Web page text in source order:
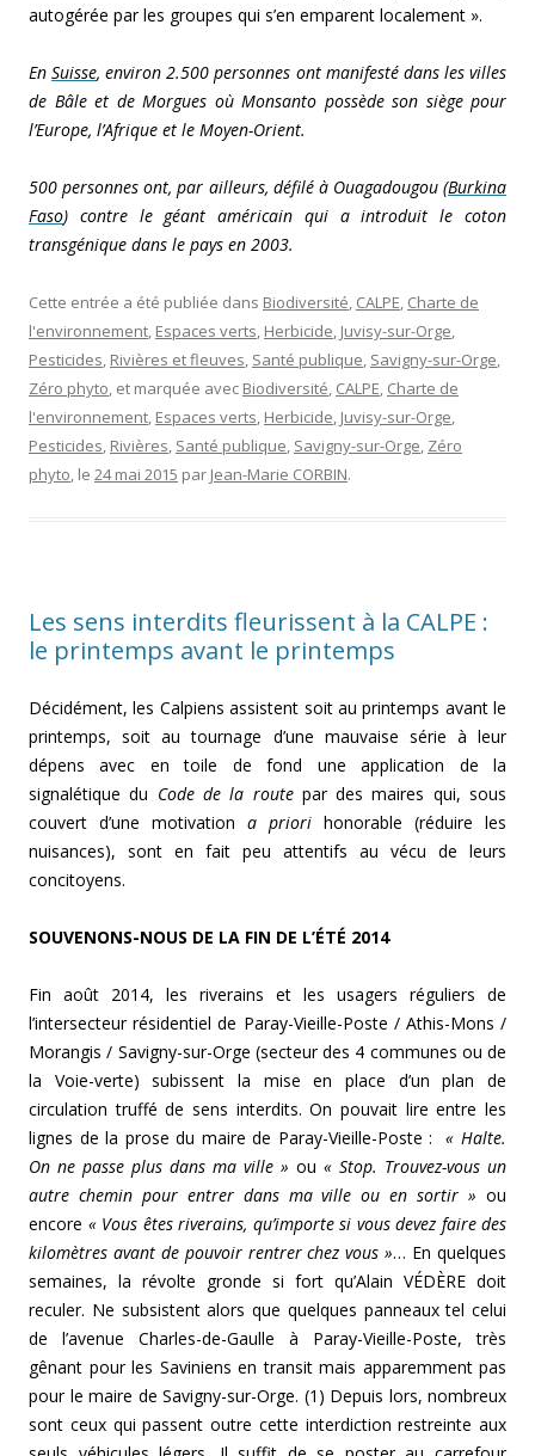
autogérée par les groupes qui s’en emparent localement ».
EnSuisse, environ 2.500 personnes ont manifesté dans les villes
de Bâle et de Morgues où Monsanto possède son siège pour
l’Europe, l’Afrique et le Moyen-Orient.
500 personnes ont, par ailleurs, défilé à Ouagadougou (Burkina
Faso) contre le géant américain qui a introduit le coton
transgénique dans le pays en 2003.
Cette entrée a été publiée dans Biodiversité, CALPE, Charte de
l'environnement, Espaces verts, Herbicide, Juvisy-sur-Orge,
Pesticides, Rivières et fleuves, Santé publique, Savigny-sur-Orge,
Zéro phyto, et marquée avec Biodiversité, CALPE, Charte de
l'environnement, Espaces verts, Herbicide, Juvisy-sur-Orge,
Pesticides, Rivières, Santé publique, Savigny-sur-Orge, Zéro
phyto, le 24 mai 2015 par Jean-Marie CORBIN.
Les sens interdits fleurissent à la CALPE :
le printemps avant le printemps
Décidément, les Calpiens assistent soit au printemps avant le
printemps, soit au tournage d’une mauvaise série à leur
dépens avec en toile de fond une application de la
signalétique du Code de la routepar des maires qui, sous
couvert d’une motivation a priori honorable (réduire les
nuisances), sont en fait peu attentifs au vécu de leurs
concitoyens.
SOUVENONS-NOUS DE LA FIN DE L’ÉTÉ 2014
Fin août 2014, les riverains et les usagers réguliers de
l’intersecteur résidentiel de Paray-Vieille-Poste / Athis-Mons /
Morangis / Savigny-sur-Orge (secteur des 4 communes ou de
la Voie-verte) subissent la mise en place d’un plan de
circulation truffé de sens interdits. On pouvait lire entre les
lignes de la prose du maire de Paray-Vieille-Poste :« Halte.
On ne passe plus dans ma ville » ou « Stop. Trouvez-vous un
autre chemin pour entrer dans ma ville ou en sortir » ou
encore « Vous êtes riverains, qu’importe si vous devez faire des
kilomètres avant de pouvoir rentrer chez vous »… En quelques
semaines, la révolte gronde si fort qu’Alain VÉDÈRE doit
reculer. Ne subsistent alors que quelques panneaux tel celui
de l’avenue Charles-de-Gaulle à Paray-Vieille-Poste, très
gênant pour les Saviniens en transit mais apparemment pas
pour le maire de Savigny-sur-Orge. (1) Depuis lors, nombreux
sont ceux qui passent outre cette interdiction restreinte aux